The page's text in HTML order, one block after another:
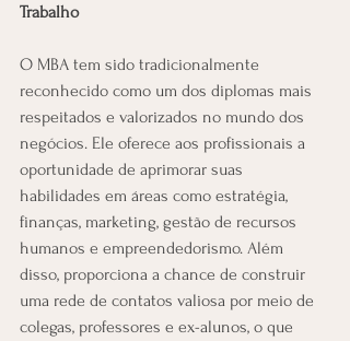
Trabalho
O MBA tem sido tradicionalmente
reconhecido como um dos diplomas mais
respeitados e valorizados no mundo dos
negócios. Ele oferece aos profissionais a
oportunidade de aprimorar suas
habilidades em áreas como estratégia,
finanças, marketing, gestão de recursos
humanos e empreendedorismo. Além
disso, proporciona a chance de construir
uma rede de contatos valiosa por meio de
colegas, professores e ex-alunos, o que